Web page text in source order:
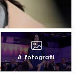
8 fotografií